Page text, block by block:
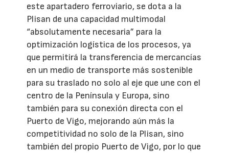
este apartadero ferroviario, se dota a la
Plisan de una capacidad multimodal
“absolutamente necesaria” para la
optimización logística de los procesos, ya
que permitirá la transferencia de mercancías
en un medio de transporte más sostenible
para su traslado no solo al eje que une con el
centro de la Península y Europa, sino
también para su conexión directa con el
Puerto de Vigo, mejorando aún más la
competitividad no solo de la Plisan, sino
también del propio Puerto de Vigo, por lo que